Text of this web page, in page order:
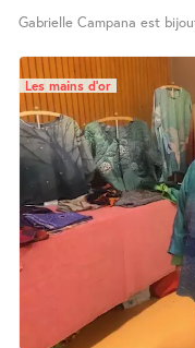
Gabrielle Campana est
Les mains d’or